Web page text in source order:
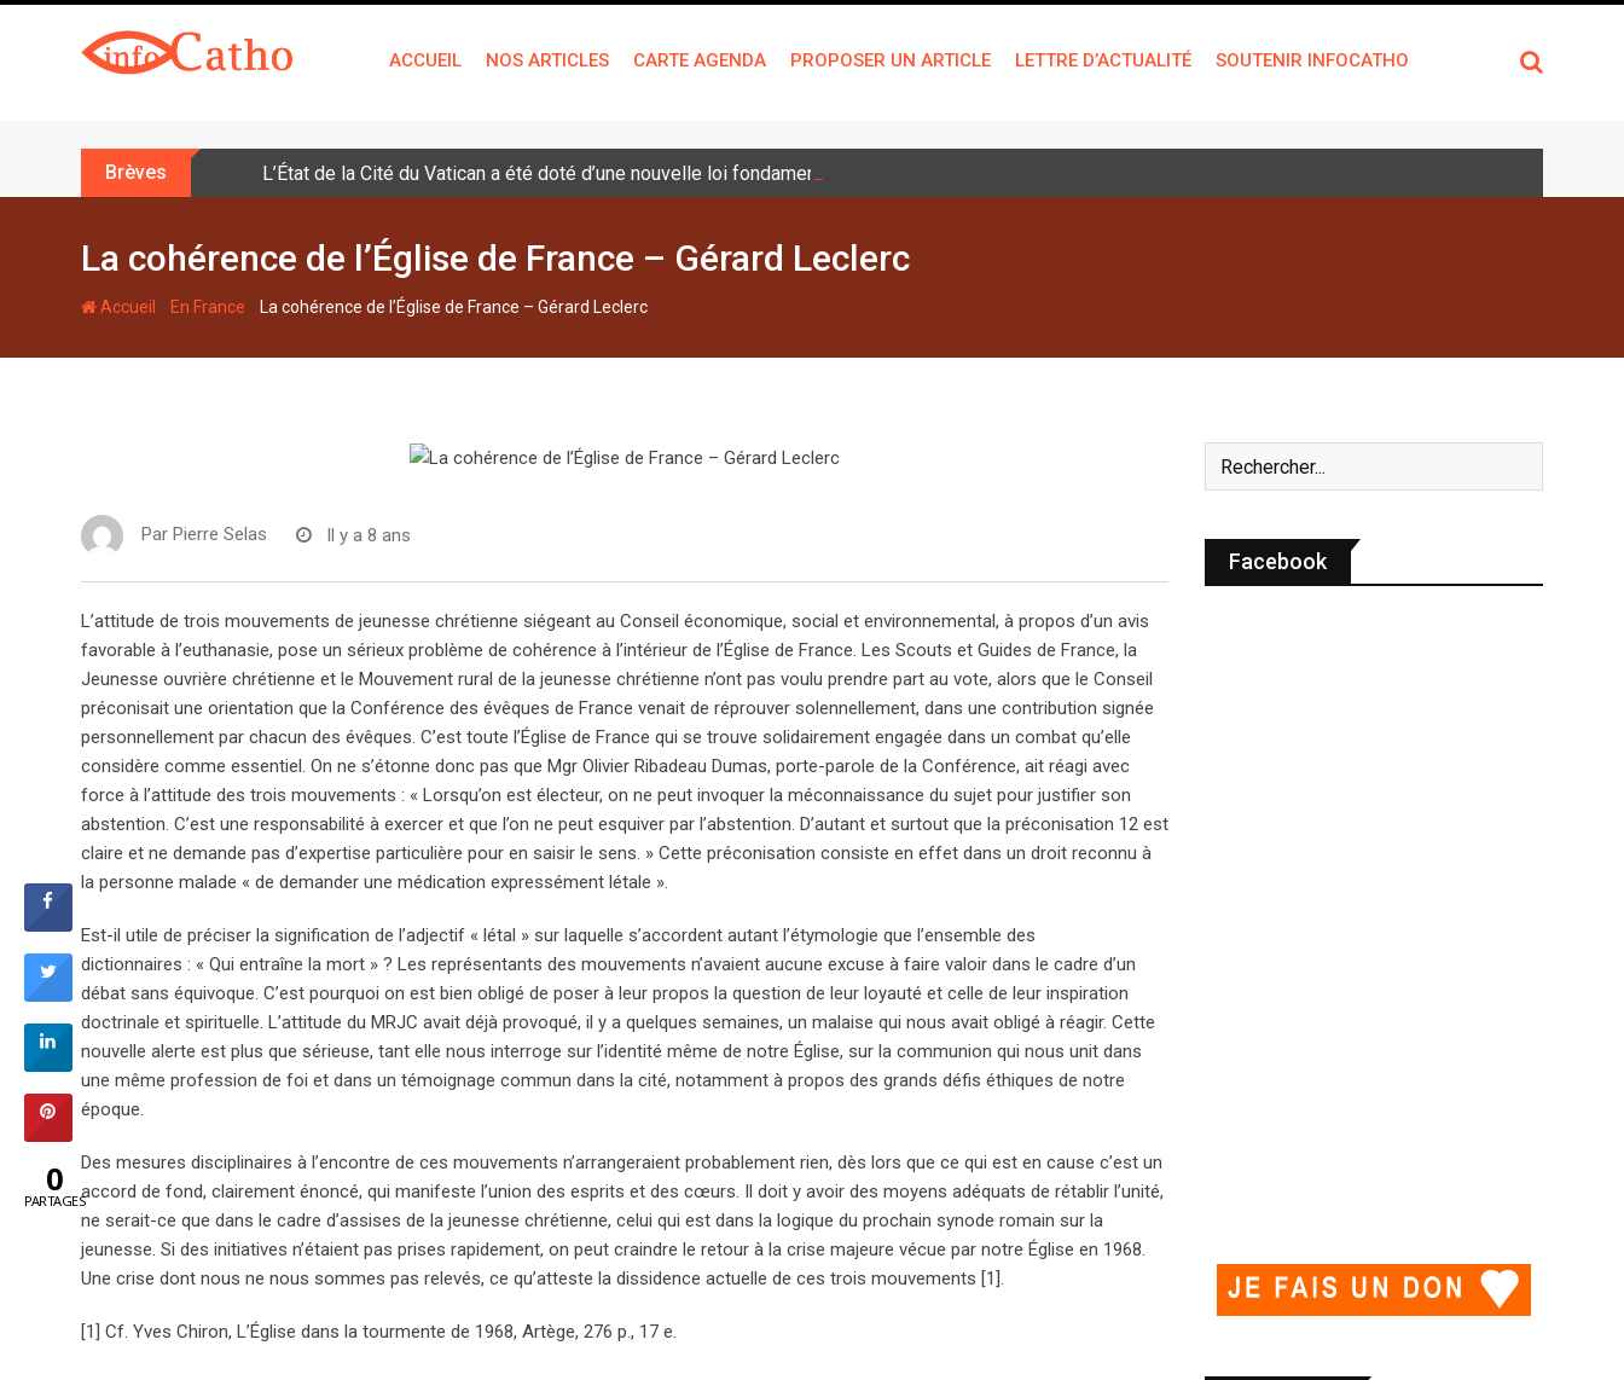
t
ACCUEIL NOS ARTICLES CARTE AGENDA PROPOSER UN ARTICLE LETTRE D’ACTUALITÉ SOUTENIR INFOCATHO
Brèves L’État de la Cité du Vatican a été doté d’une nouvelle loi fondamentale
La cohérence de l’Église de France – Gérard Leclerc
Accueil - En France - La cohérence de l’Église de France – Gérard Leclerc
Par Pierre Selas Il y a 8 ans
L’attitude de trois mouvements de jeunesse chrétienne siégeant au Conseil économique, social et environnemental, à propos d’un avis
favorable à l’euthanasie, pose un sérieux problème de cohérence à l’intérieur de l’Église de France. Les Scouts et Guides de France, la
Jeunesse ouvrière chrétienne et le Mouvement rural de la jeunesse chrétienne n’ont pas voulu prendre part au vote, alors que le Conseil
préconisait une orientation que la Conférence des évêques de France venait de réprouver solennellement, dans une contribution signée
personnellement par chacun des évêques. C’est toute l’Église de France qui se trouve solidairement engagée dans un combat qu’elle
considère comme essentiel. On ne s’étonne donc pas que Mgr Olivier Ribadeau Dumas, porte-parole de la Conférence, ait réagi avec
force à l’attitude des trois mouvements : « Lorsqu’on est électeur, on ne peut invoquer la méconnaissance du sujet pour justifier son
abstention. C’est une responsabilité à exercer et que l’on ne peut esquiver par l’abstention. D’autant et surtout que la préconisation 12 est
claire et ne demande pas d’expertise particulière pour en saisir le sens. » Cette préconisation consiste en effet dans un droit reconnu à
la personne malade « de demander une médication expressément létale ».
Est-il utile de préciser la signification de l’adjectif « létal » sur laquelle s’accordent autant l’étymologie que l’ensemble des
dictionnaires : « Qui entraîne la mort » ? Les représentants des mouvements n’avaient aucune excuse à faire valoir dans le cadre d’un
débat sans équivoque. C’est pourquoi on est bien obligé de poser à leur propos la question de leur loyauté et celle de leur inspiration
doctrinale et spirituelle. L’attitude du MRJC avait déjà provoqué, il y a quelques semaines, un malaise qui nous avait obligé à réagir. Cette
nouvelle alerte est plus que sérieuse, tant elle nous interroge sur l’identité même de notre Église, sur la communion qui nous unit dans
une même profession de foi et dans un témoignage commun dans la cité, notamment à propos des grands défis éthiques de notre
époque.
Des mesures disciplinaires à l’encontre de ces mouvements n’arrangeraient probablement rien, dès lors que ce qui est en cause c’est un
accord de fond, clairement énoncé, qui manifeste l’union des esprits et des cœurs. Il doit y avoir des moyens adéquats de rétablir l’unité,
ne serait-ce que dans le cadre d’assises de la jeunesse chrétienne, celui qui est dans la logique du prochain synode romain sur la
jeunesse. Si des initiatives n’étaient pas prises rapidement, on peut craindre le retour à la crise majeure vécue par notre Église en 1968.
Une crise dont nous ne nous sommes pas relevés, ce qu’atteste la dissidence actuelle de ces trois mouvements [1].
[1] Cf. Yves Chiron, L’Église dans la tourmente de 1968, Artège, 276 p., 17 e.
Facebook
0
PARTAGES